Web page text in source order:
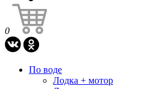
0
По воде
Лодка + мотор